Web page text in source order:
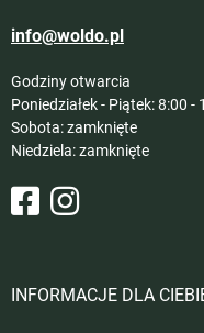
info@woldo.pl
Godziny otwarcia
Poniedziałek - Piątek: 8:00 -
Sobota: zamknięte
Niedziela: zamknięte
INFORMACJE DLA